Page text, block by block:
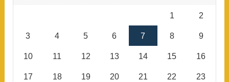
1 2
3 4 5 6 7 8 9
10 11 12 13 14 15 16
17 18 19 20 21 22 23